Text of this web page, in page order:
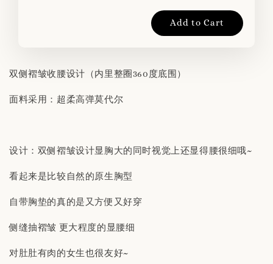
Add to Cart
双侧褶皱收腰设计（内里整圈360度底围）
面料采用：超柔高弹莫代尔
设计：双侧褶皱设计显胸大的同时视觉上还显得腰很细哦~
看起来是比较自然的原生胸型
自带胸垫的真的是又方便又好穿
侧缝抽褶皱 更大程度的显腰细
对肚肚有肉的女生也很友好~